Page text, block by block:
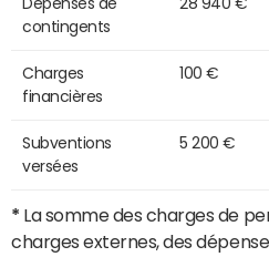
Dépenses de
contingents
28 940 €
Charges
financières
100 €
Subventions
versées
5 200 €
* La somme des charges de
charges externes, des